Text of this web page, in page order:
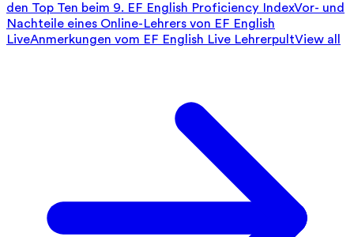
den Top Ten beim 9. EF English Proficiency IndexVor- und
Nachteile eines Online-Lehrers von EF English
LiveAnmerkungen vom EF English Live LehrerpultView all